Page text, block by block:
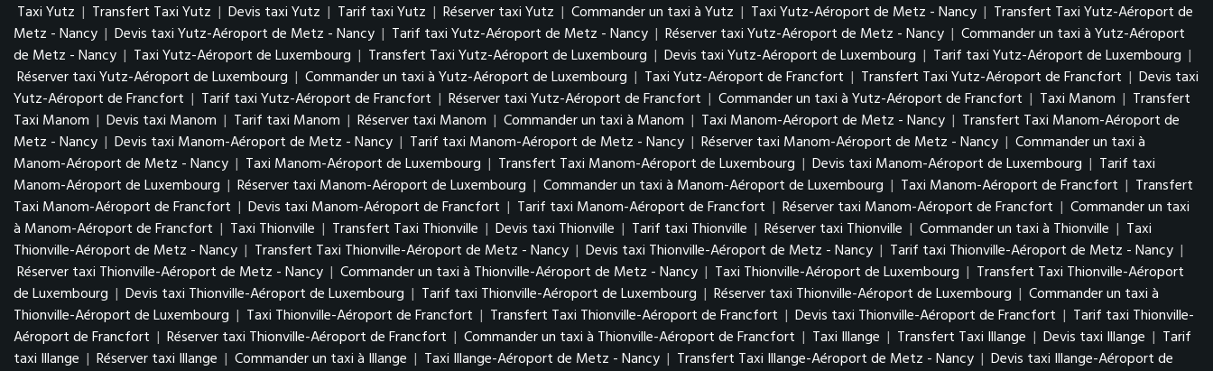
Taxi Yutz | Transfert Taxi Yutz | Devis taxi Yutz | Tarif taxi Yutz | Réserver taxi Yutz | Commander un taxi à Yutz | Taxi Yutz-Aéroport de Metz - Nancy | Transfert Taxi Yutz-Aéroport de
Metz - Nancy | Devis taxi Yutz-Aéroport de Metz - Nancy | Tarif taxi Yutz-Aéroport de Metz - Nancy | Réserver taxi Yutz-Aéroport de Metz - Nancy | Commander un taxi à Yutz-Aéroport
de Metz - Nancy | Taxi Yutz-Aéroport de Luxembourg | Transfert Taxi Yutz-Aéroport de Luxembourg | Devis taxi Yutz-Aéroport de Luxembourg | Tarif taxi Yutz-Aéroport de Luxembourg |
Réserver taxi Yutz-Aéroport de Luxembourg | Commander un taxi à Yutz-Aéroport de Luxembourg | Taxi Yutz-Aéroport de Francfort | Transfert Taxi Yutz-Aéroport de Francfort | Devis taxi
Yutz-Aéroport de Francfort | Tarif taxi Yutz-Aéroport de Francfort | Réserver taxi Yutz-Aéroport de Francfort | Commander un taxi à Yutz-Aéroport de Francfort | Taxi Manom | Transfert
Taxi Manom | Devis taxi Manom | Tarif taxi Manom | Réserver taxi Manom | Commander un taxi à Manom | Taxi Manom-Aéroport de Metz - Nancy | Transfert Taxi Manom-Aéroport de
Metz - Nancy | Devis taxi Manom-Aéroport de Metz - Nancy | Tarif taxi Manom-Aéroport de Metz - Nancy | Réserver taxi Manom-Aéroport de Metz - Nancy | Commander un taxi à
Manom-Aéroport de Metz - Nancy | Taxi Manom-Aéroport de Luxembourg | Transfert Taxi Manom-Aéroport de Luxembourg | Devis taxi Manom-Aéroport de Luxembourg | Tarif taxi
Manom-Aéroport de Luxembourg | Réserver taxi Manom-Aéroport de Luxembourg | Commander un taxi à Manom-Aéroport de Luxembourg | Taxi Manom-Aéroport de Francfort | Transfert
Taxi Manom-Aéroport de Francfort | Devis taxi Manom-Aéroport de Francfort | Tarif taxi Manom-Aéroport de Francfort | Réserver taxi Manom-Aéroport de Francfort | Commander un taxi
à Manom-Aéroport de Francfort | Taxi Thionville | Transfert Taxi Thionville | Devis taxi Thionville | Tarif taxi Thionville | Réserver taxi Thionville | Commander un taxi à Thionville | Taxi
Thionville-Aéroport de Metz - Nancy | Transfert Taxi Thionville-Aéroport de Metz - Nancy | Devis taxi Thionville-Aéroport de Metz - Nancy | Tarif taxi Thionville-Aéroport de Metz - Nancy |
Réserver taxi Thionville-Aéroport de Metz - Nancy | Commander un taxi à Thionville-Aéroport de Metz - Nancy | Taxi Thionville-Aéroport de Luxembourg | Transfert Taxi Thionville-Aéroport
de Luxembourg | Devis taxi Thionville-Aéroport de Luxembourg | Tarif taxi Thionville-Aéroport de Luxembourg | Réserver taxi Thionville-Aéroport de Luxembourg | Commander un taxi à
Thionville-Aéroport de Luxembourg | Taxi Thionville-Aéroport de Francfort | Transfert Taxi Thionville-Aéroport de Francfort | Devis taxi Thionville-Aéroport de Francfort | Tarif taxi Thionville-
Aéroport de Francfort | Réserver taxi Thionville-Aéroport de Francfort | Commander un taxi à Thionville-Aéroport de Francfort | Taxi Illange | Transfert Taxi Illange | Devis taxi Illange | Tarif
taxi Illange | Réserver taxi Illange | Commander un taxi à Illange | Taxi Illange-Aéroport de Metz - Nancy | Transfert Taxi Illange-Aéroport de Metz - Nancy | Devis taxi Illange-Aéroport de